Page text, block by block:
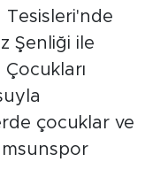
Şenliği ile
çocuklar ve